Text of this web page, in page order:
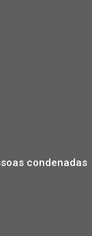
condenadas